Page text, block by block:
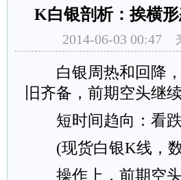
K白银剖析：挨横
2014-06-03
白银周热和回降，
旧齐备，前期空头继
短时间趋向：看跌
(现货白银K线，数
操作上，前期空头